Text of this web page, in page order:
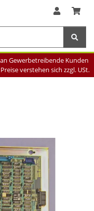
Gewerbetreibende Kunden
verstehen sich zzgl. USt.